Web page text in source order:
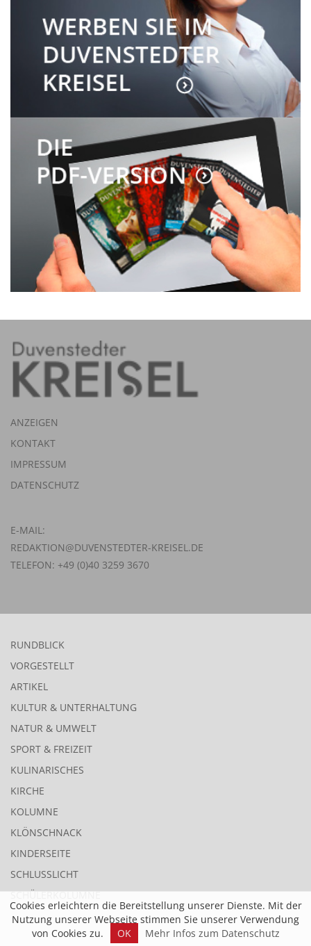
Cookies erleichtern die Bereitstellung unserer Dienste. Mit der
Nutzung unserer Webseite stimmen Sie unserer Verwendung
von Cookies zu.
OK Mehr Infos zum Datenschutz
ANZEIGEN
KONTAKT
IMPRESSUM
DATENSCHUTZ
E-MAIL:
REDAKTION@DUVENSTEDTER-KREISEL.DE
TELEFON: +49 (0)40 3259 3670
RUNDBLICK
VORGESTELLT
ARTIKEL
KULTUR & UNTERHALTUNG
NATUR & UMWELT
SPORT & FREIZEIT
KULINARISCHES
KIRCHE
KOLUMNE
KLÖNSCHNACK
KINDERSEITE
SCHLUSSLICHT
SCHÜLERKOLUMNE